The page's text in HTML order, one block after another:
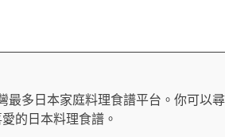
最多日本家庭料理食譜平台。你可以尋
的日本料理食譜。